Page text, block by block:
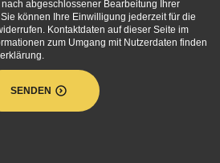
abgeschlossener Bearbeitung Ihrer
können Ihre Einwilligung jederzeit für die
Kontaktdaten auf dieser Seite im
zum Umgang mit Nutzerdaten finden
SENDEN